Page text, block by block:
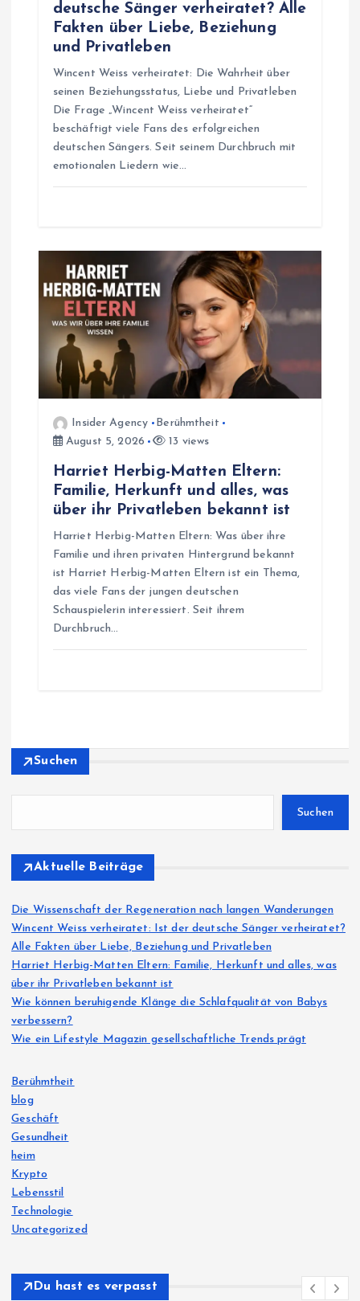
deutsche Sänger verheiratet? Alle
Fakten über Liebe, Beziehung
und Privatleben
Wincent Weiss verheiratet: Die Wahrheit über
seinen Beziehungsstatus, Liebe und Privatleben
Die Frage „Wincent Weiss verheiratet“
beschäftigt viele Fans des erfolgreichen
deutschen Sängers. Seit seinem Durchbruch mit
emotionalen Liedern wie…
Insider Agency
Berühmtheit
August 5, 2026
13 views
Harriet Herbig-Matten Eltern:
Familie, Herkunft und alles, was
über ihr Privatleben bekannt ist
Harriet Herbig-Matten Eltern: Was über ihre
Familie und ihren privaten Hintergrund bekannt
ist Harriet Herbig-Matten Eltern ist ein Thema,
das viele Fans der jungen deutschen
Schauspielerin interessiert. Seit ihrem
Durchbruch…
Suchen
Suchen
Aktuelle Beiträge
Die Wissenschaft der Regeneration nach langen Wanderungen
Wincent Weiss verheiratet: Ist der deutsche Sänger verheiratet?
Alle Fakten über Liebe, Beziehung und Privatleben
Harriet Herbig-Matten Eltern: Familie, Herkunft und alles, was
über ihr Privatleben bekannt ist
Wie können beruhigende Klänge die Schlafqualität von Babys
verbessern?
Wie ein Lifestyle Magazin gesellschaftliche Trends prägt
Berühmtheit
blog
Geschäft
Gesundheit
heim
Krypto
Lebensstil
Technologie
Uncategorized
Du hast es verpasst